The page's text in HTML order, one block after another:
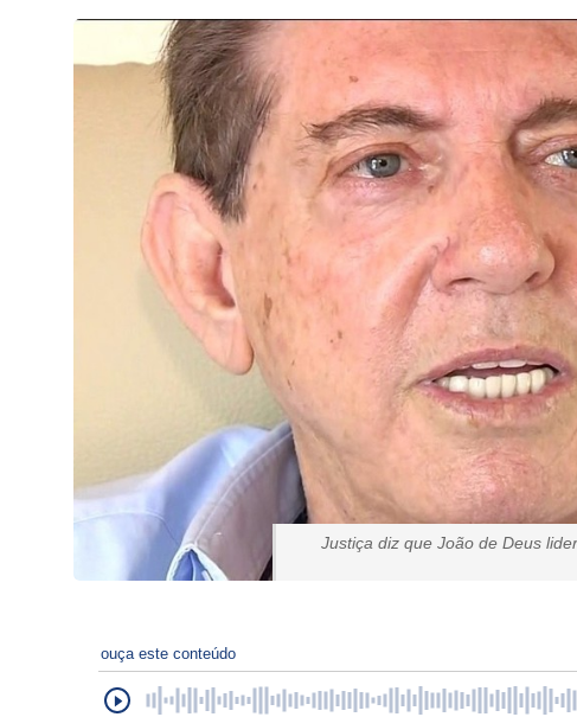
Justiça diz que João de Deus
ouça este conteúdo